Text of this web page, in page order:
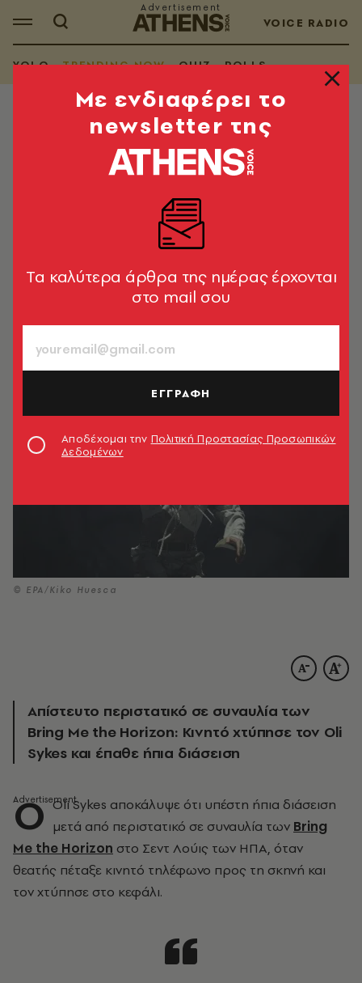
VOICE RADIO
YOLO TRENDING NOW QUIZ POLLS
TRENDING NOW
Απίστευτο περιστατικό σε συναυλία
των Bring Me the Horizon: Κινητό
χτύπησε τον Oli Sykes και έπαθε
Ο frontman του βρετανικού συγκροτήματος...τα
έψαλλε στον fan που πέταξε το κινητό
Newsroom
14.05.2026, 16:27
© EPA/Kiko Huesca
Απίστευτο περιστατικό σε συναυλία των
Bring Me the Horizon: Κινητό χτύπησε τον Oli
Sykes και έπαθε ήπια διάσειση
Ο Oli Sykes αποκάλυψε ότι υπέστη ήπια διάσειση
μετά από περιστατικό σε συναυλία των Bring
Me the Horizon στο Σεντ Λούις των ΗΠΑ, όταν
θεατής πέταξε κινητό τηλέφωνο προς τη σκηνή και
τον χτύπησε στο κεφάλι.
Mε ενδιαφέρει το
newsletter της
Tα καλύτερα άρθρα της ημέρας έρχονται
στο mail σου
ΕΓΓΡΑΦΗ
Αποδέχομαι την Πολιτική Προστασίας Προσωπικών
Δεδομένων